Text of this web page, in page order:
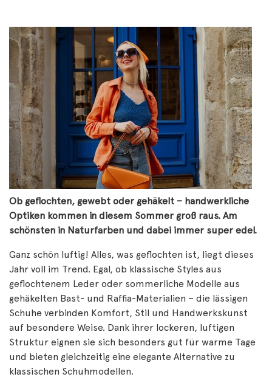
Ob geflochten, gewebt oder gehäkelt – handwerkliche
Optiken kommen in diesem Sommer groß raus. Am
schönsten in Naturfarben und dabei immer super edel.
Ganz schön luftig! Alles, was geflochten ist, liegt dieses
Jahr voll im Trend. Egal, ob klassische Styles aus
geflochtenem Leder oder sommerliche Modelle aus
gehäkelten Bast- und Raffia-Materialien – die lässigen
Schuhe verbinden Komfort, Stil und Handwerkskunst
auf besondere Weise. Dank ihrer lockeren, luftigen
Struktur eignen sie sich besonders gut für warme Tage
und bieten gleichzeitig eine elegante Alternative zu
klassischen Schuhmodellen.